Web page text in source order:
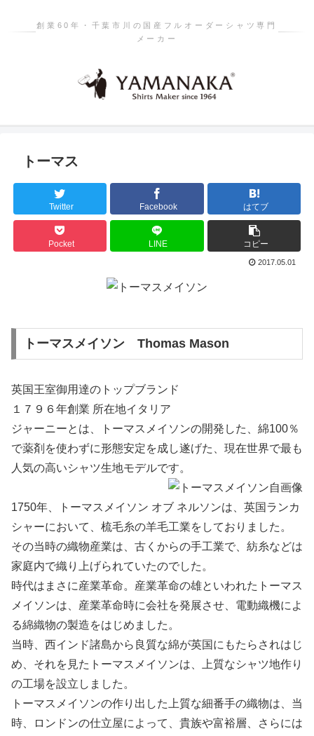
創業60年・千葉市川の国産フルオーダーシャツ専門
メーカー
トーマス
Twitter Facebook はてブ
Pocket LINE コピー
2017.05.01
トーマスメイソン Thomas Mason
英国王室御用達のトップブランド
１７９６年創業 所在地イタリア
ジャーニーとは、トーマスメイソンの開発した、綿100％
で薬剤を使わずに形態安定を成し遂げた、現在世界で最も
人気の高いシャツ生地モデルです。
1750年、トーマスメイソン オブ ネルソンは、英国ランカ
シャーにおいて、梳毛糸の羊毛工業をしておりました。
その当時の織物産業は、古くからの手工業で、紡糸などは
家庭内で織り上げられていたのでした。
時代はまさに産業革命。産業革命の雄といわれたトーマス
メイソンは、産業革命時に会社を発展させ、電動織機によ
る綿織物の製造をはじめました。
当時、西インド諸島から良質な綿が英国にもたらされはじ
め、それを見たトーマスメイソンは、上質なシャツ地作り
の工場を設立しました。
トーマスメイソンの作り出した上質な細番手の織物は、当
時、ロンドンの仕立屋によって、貴族や富裕層、さらには